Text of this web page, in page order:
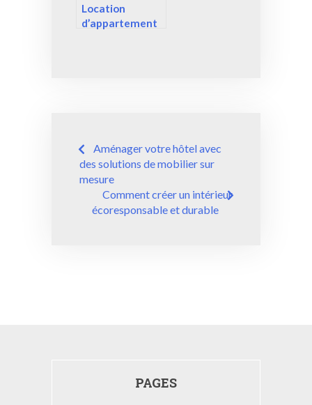
Location
d’appartement
Navigation
de
l’article
Aménager votre hôtel avec
des solutions de mobilier sur
mesure
Comment créer un intérieur
écoresponsable et durable
PAGES